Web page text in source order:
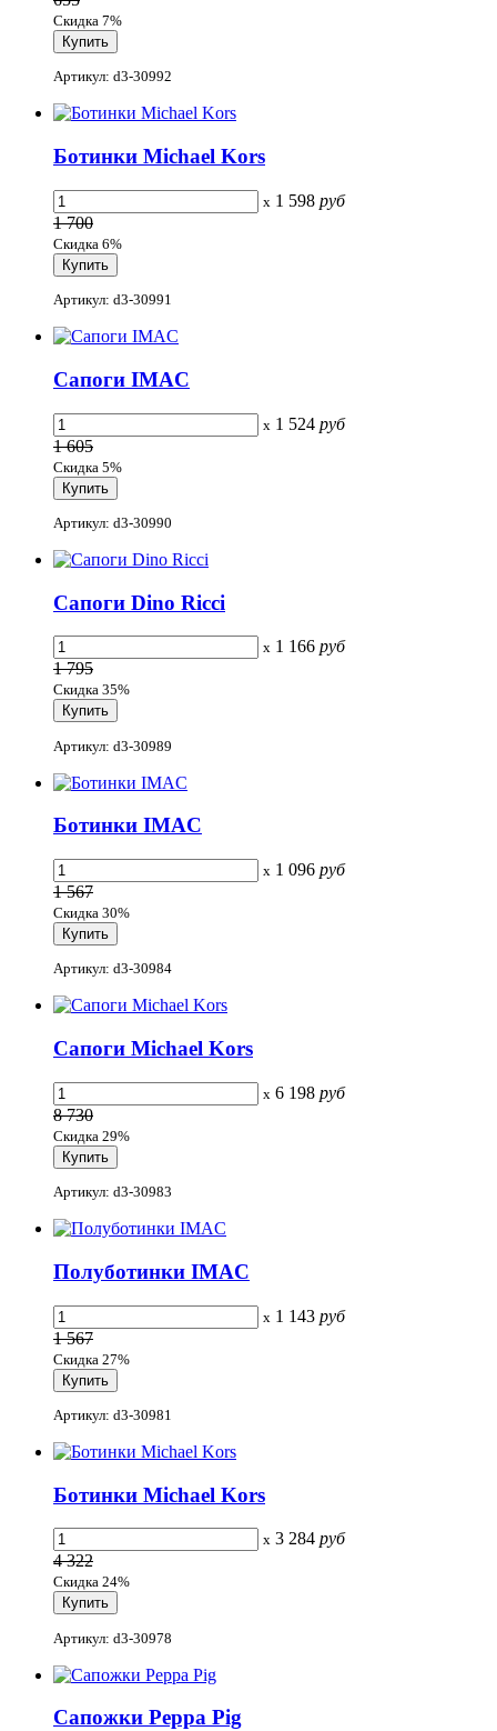
Скидка 7%
Артикул: d3-30992
Ботинки Michael Kors
x 1 598 руб
1 700
Скидка 6%
Артикул: d3-30991
Сапоги IMAC
x 1 524 руб
1 605
Скидка 5%
Артикул: d3-30990
Сапоги Dino Ricci
x 1 166 руб
1 795
Скидка 35%
Артикул: d3-30989
Ботинки IMAC
x 1 096 руб
1 567
Скидка 30%
Артикул: d3-30984
Сапоги Michael Kors
x 6 198 руб
8 730
Скидка 29%
Артикул: d3-30983
Полуботинки IMAC
x 1 143 руб
1 567
Скидка 27%
Артикул: d3-30981
Ботинки Michael Kors
x 3 284 руб
4 322
Скидка 24%
Артикул: d3-30978
Сапожки Peppa Pig